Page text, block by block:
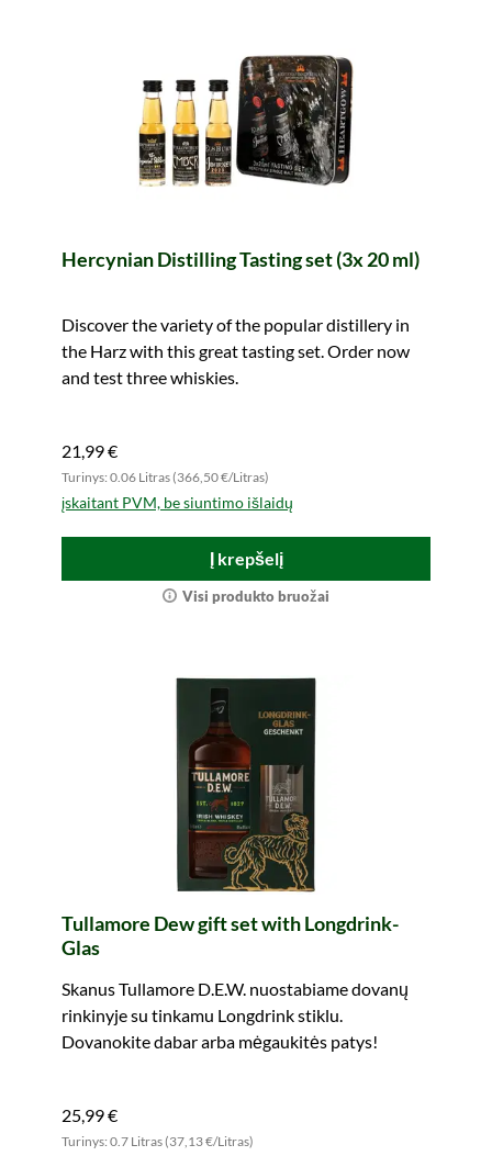
Hercynian Distilling Tasting set (3x 20 ml)
Discover the variety of the popular distillery in
the Harz with this great tasting set. Order now
and test three whiskies.
21,99 €
Turinys: 0.06 Litras (366,50 €/Litras)
įskaitant PVM, be siuntimo išlaidų
Į krepšelį
Visi produkto bruožai
Tullamore Dew gift set with Longdrink-
Glas
Skanus Tullamore D.E.W. nuostabiame dovanų
rinkinyje su tinkamu Longdrink stiklu.
Dovanokite dabar arba mėgaukitės patys!
25,99 €
Turinys: 0.7 Litras (37,13 €/Litras)